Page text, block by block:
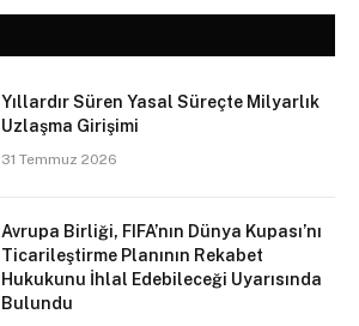
Yıllardır Süren Yasal Süreçte Milyarlık
Uzlaşma Girişimi
31 Temmuz 2026
Avrupa Birliği, FIFA’nın Dünya Kupası’nı
Ticarileştirme Planının Rekabet
Hukukunu İhlal Edebileceği Uyarısında
Bulundu